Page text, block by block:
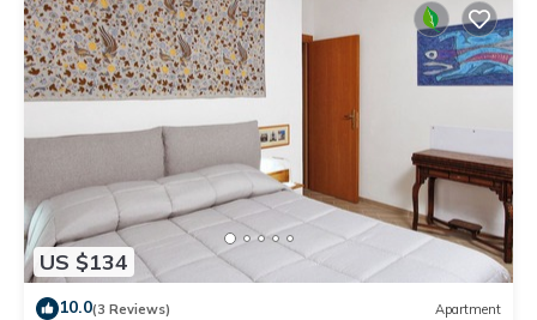
US $134
10.0(3 Reviews) Apartment